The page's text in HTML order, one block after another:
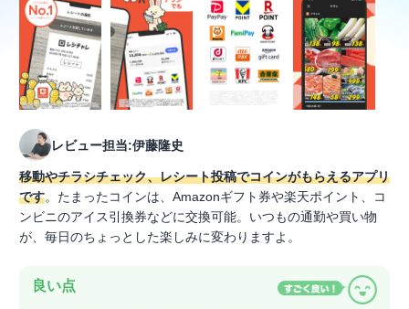
レビュー担当:伊藤隆史
移動やチラシチェック、レシート投稿でコインがもらえるアプリ
です。たまったコインは、Amazonギフト券や楽天ポイント、コ
ンビニのアイス引換券などに交換可能。いつもの通勤や買い物
が、毎日のちょっとした楽しみに変わりますよ。
良い点